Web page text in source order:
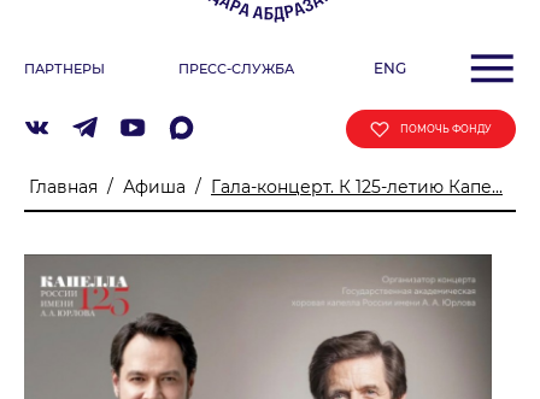
ДЕЯТЕЛЬНОСТЬ ФОНДА
Фестиваль
«ArtSpace»
Клуб меценатов
АФИША
МЕДИА
НОВОСТИ
ПАРТНЕРЫ ПРЕСС-СЛУЖБА ENG
ПОМОЧЬ ФОНДУ
Главная / Афиша / Гала-концерт. К 125-летию Капе...